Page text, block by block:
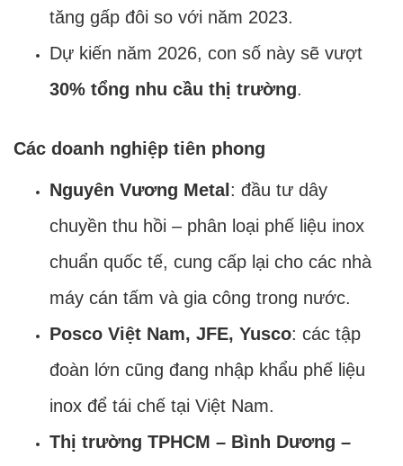
tăng gấp đôi so với năm 2023.
Dự kiến năm 2026, con số này sẽ vượt
30% tổng nhu cầu thị trường.
Các doanh nghiệp tiên phong
Nguyên Vương Metal: đầu tư dây
chuyền thu hồi – phân loại phế liệu inox
chuẩn quốc tế, cung cấp lại cho các nhà
máy cán tấm và gia công trong nước.
Posco Việt Nam, JFE, Yusco: các tập
đoàn lớn cũng đang nhập khẩu phế liệu
inox để tái chế tại Việt Nam.
Thị trường TPHCM – Bình Dương –